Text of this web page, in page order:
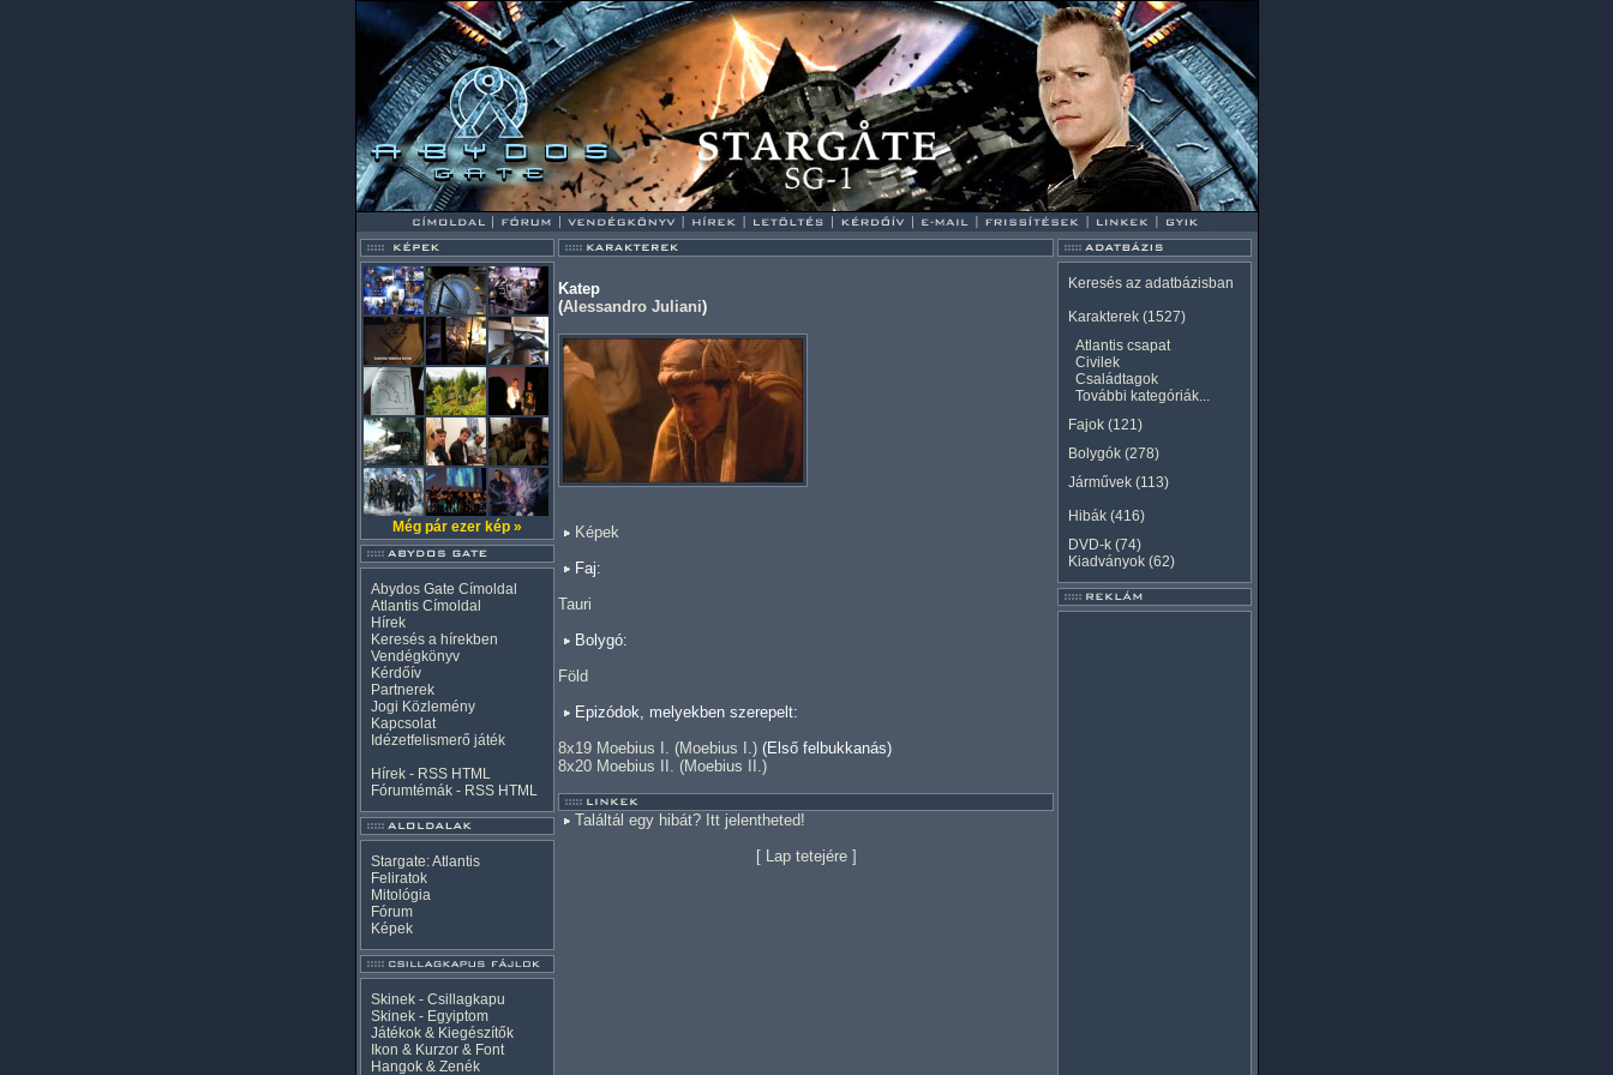
Még pár ezer kép »
Abydos Gate Címoldal
Atlantis Címoldal
Hírek
Keresés a hírekben
Vendégkönyv
Kérdőív
Partnerek
Jogi Közlemény
Kapcsolat
Idézetfelismerő játék
Hírek - RSS HTML
Fórumtémák - RSS HTML
Stargate: Atlantis
Feliratok
Mitológia
Fórum
Képek
Skinek - Csillagkapu
Skinek - Egyiptom
Játékok & Kiegészítők
Ikon & Kurzor & Font
Hangok & Zenék
Katep
(Alessandro Juliani)
Képek
Faj:
Tauri
Bolygó:
Föld
Epizódok, melyekben szerepelt:
8x19 Moebius I. (Moebius I.) (Első felbukkanás)
8x20 Moebius II. (Moebius II.)
Találtál egy hibát? Itt jelentheted!
[ Lap tetejére]
Keresés az adatbázisban
Karakterek (1527)
Atlantis csapat
Civilek
Családtagok
További kategóriák...
Fajok (121)
Bolygók (278)
Járművek (113)
Hibák (416)
DVD-k (74)
Kiadványok (62)